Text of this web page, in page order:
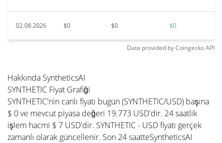
02.08.2026 $0 $0 $0
Data provided byCoingeckoAPI
Hakkında SyntheticsAI
SYNTHETIC Fiyat Grafiği
SYNTHETIC'nin canlı fiyatı bugün (SYNTHETIC/USD) başına
$ 0 ve mevcut piyasa değeri 19.773 USD'dir. 24 saatlik
işlem hacmi $ 7 USD'dir. SYNTHETIC - USD fiyatı gerçek
zamanlı olarak güncellenir. Son 24 saatteSyntheticsAI